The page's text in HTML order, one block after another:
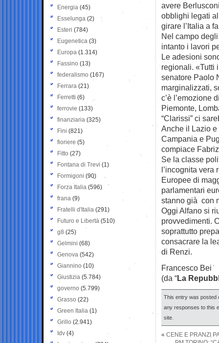
avere
obblighi legati
girare l’Italia a
Nel campo
intanto i lavori
Le adesioni
regionali. «Tutti
senatore Paolo
marginalizzati,
c’è l’emozione
Piemonte,
“Clarissi” ci
Anche il Lazio
Campania e
compiace
Se la classe
l’incognita vera
Europee di
parlamentari
stanno già con
Oggi Alfano si
provvedimenti.
soprattutto
consacrare la
di Renzi.
Francesco Bei
(da “La
This entry was posted
any responses to this
site.
« CENE E PRANZI
Energia (45)
Esselunga (2)
Esteri (784)
Eugenetica (3)
Europa (1.314)
Fassino (13)
federalismo (167)
Ferrara (21)
Ferretti (6)
ferrovie (133)
finanziaria (325)
Fini (821)
fioriere (5)
Fitto (27)
Fontana di Trevi (1)
Formigoni (90)
Forza Italia (596)
frana (9)
Fratelli d'Italia (291)
Futuro e Libertà (510)
g8 (25)
Gelmini (68)
Genova (542)
Giannino (10)
Giustizia (5.784)
governo (5.799)
Grasso (22)
Green Italia (1)
Grillo (2.941)
Idv (4)